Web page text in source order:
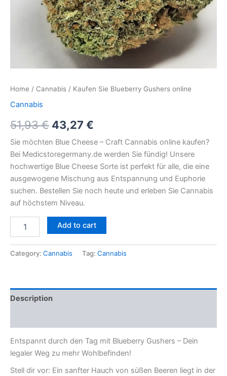
Home / Cannabis / Kaufen Sie Blueberry Gushers online
Cannabis
51,93€ 43,27 €
Sie möchten Blue Cheese – Craft Cannabis online kaufen?
Bei Medicstoregermany.de werden Sie fündig! Unsere
hochwertige Blue Cheese Sorte ist perfekt für alle, die eine
ausgewogene Mischung aus Entspannung und Euphorie
suchen. Bestellen Sie noch heute und erleben Sie Cannabis
auf höchstem Niveau.
Add to cart
Category: Cannabis Tag: Cannabis
Description
Entspannt durch den Tag mit Blueberry Gushers – Dein
legaler Weg zu mehr Wohlbefinden!
Stell dir vor: Ein sanfter Hauch von süßen Beeren liegt in der